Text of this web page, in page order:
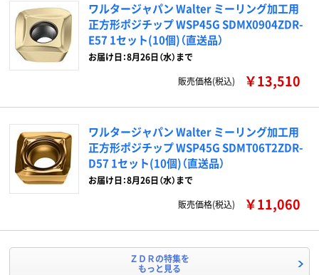
ワルタージャパン Walter ミーリング加工用
正方形ポジチップ WSP45G SDMX0904ZDR-
E57 1セット(10個)（直送品）
お届け日：8月26日（水）まで
販売価格(税込)
￥13,510
ワルタージャパン Walter ミーリング加工用
正方形ポジチップ WSP45G SDMT06T2ZDR-
D57 1セット(10個)（直送品）
お届け日：8月26日（水）まで
販売価格(税込)
￥11,060
ＺＤＲの特集を
もっと見る